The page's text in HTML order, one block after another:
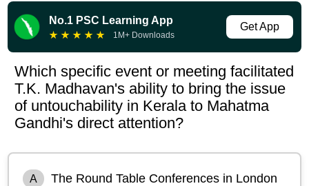
No.1 PSC Learning App
★ ★ ★ ★ ★ 1M+ Downloads
Get App
Which specific event or meeting facilitated
T.K. Madhavan's ability to bring the issue
of untouchability in Kerala to Mahatma
Gandhi's direct attention?
A The Round Table Conferences in London